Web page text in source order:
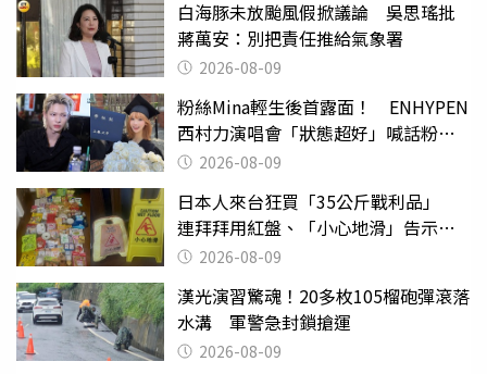
白海豚未放颱風假掀議論 吳思瑤批
蔣萬安：別把責任推給氣象署
2026-08-09
粉絲Mina輕生後首露面！ ENHYPEN
西村力演唱會「狀態超好」喊話粉
絲：我們心意相通
2026-08-09
日本人來台狂買「35公斤戰利品」
連拜拜用紅盤、「小心地滑」告示牌
也帶回家
2026-08-09
漢光演習驚魂！20多枚105榴砲彈滾落
水溝 軍警急封鎖搶運
2026-08-09